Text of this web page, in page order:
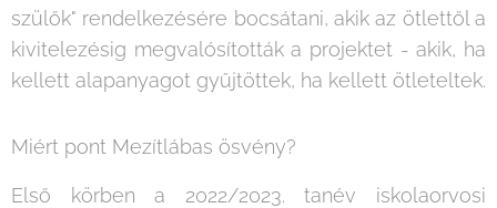
szülők" rendelkezésére bocsátani, akik az ötlettől a
kivitelezésig megvalósították a projektet - akik, ha
kellett alapanyagot gyűjtöttek, ha kellett ötleteltek.
Miért pont Mezítlábas ösvény?
Első körben a 2022/2023. tanév iskolaorvosi